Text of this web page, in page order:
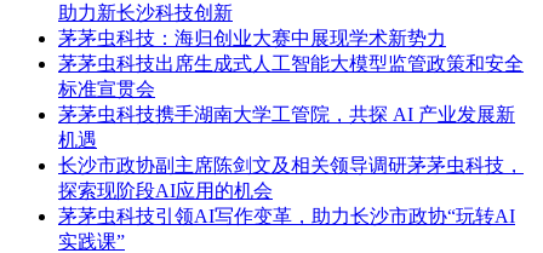
助力新长沙科技创新
茅茅虫科技：海归创业大赛中展现学术新势力
茅茅虫科技出席生成式人工智能大模型监管政策和安全
标准宣贯会
茅茅虫科技携手湖南大学工管院，共探 AI 产业发展新
机遇
长沙市政协副主席陈剑文及相关领导调研茅茅虫科技，
探索现阶段AI应用的机会
茅茅虫科技引领AI写作变革，助力长沙市政协“玩转AI
实践课”